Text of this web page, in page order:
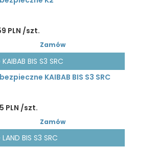
PLN /szt.
Zamów
BIS S3 SRC
KAIBAB BIS S3 SRC
PLN /szt.
Zamów
BIS S3 SRC